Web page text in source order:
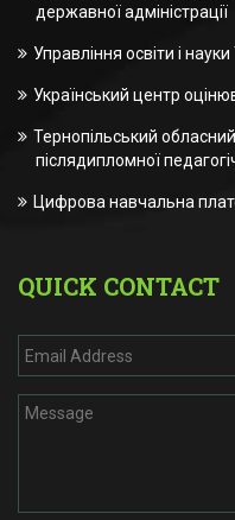
державної адміністрації
Управління освіти і
Український центр
Тернопільський
післядипломної
Цифрова навчальна
QUICK CONTACT